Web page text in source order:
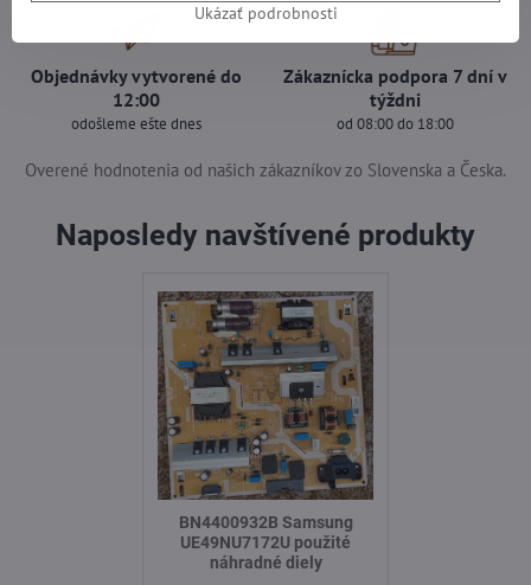
Objednávky vytvorené do
12:00
odošleme ešte dnes
Zákaznícka podpora 7 dní v
týždni
od 08:00 do 18:00
Overené hodnotenia od našich zákazníkov zo Slovenska a Česka.
Naposledy navštívené produkty
BN4400932B Samsung
UE49NU7172U použité
náhradné diely
Ukázať podrobnosti